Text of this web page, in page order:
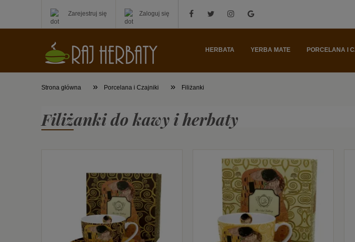
Zarejestruj się Zaloguj się
HERBATA YERBA MATE PORCELANA I
Strona główna » Porcelana i Czajniki » Filiżanki
Filiżanki do kawy i herbaty